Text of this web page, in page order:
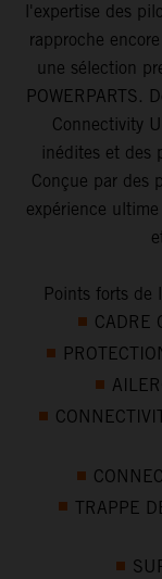
l'expertise des
rapproche
une sélection
POWERPARTS.
Connectivity
inédites et des
Conçue par des
expérience
Points forts de
CADRE
TRAPPE